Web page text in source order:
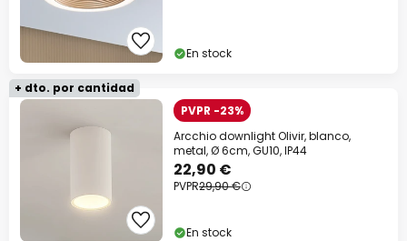
En stock
+ dto. por cantidad
PVPR -23%
Arcchio downlight Olivir, blanco,
metal, Ø 6cm, GU10, IP44
22,90 €
PVPR29,90 €
En stock